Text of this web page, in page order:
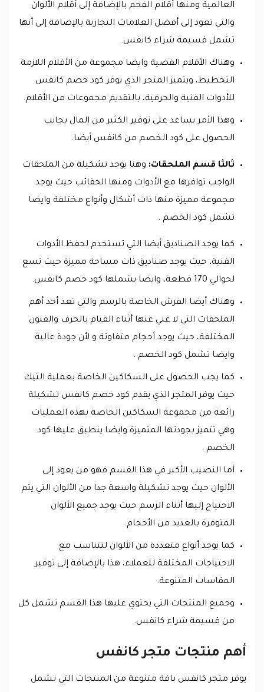
العالمية ومنها أقلام الفحم بالإضافة إلى أقلام الألوان
والتي تعود إلى أفضل العلامات التجارية بالإضافة إلى أنها
تشمل قسيمة شراء كانفس.
وهناك الأقلام الفضية وايضا مجموعة من الأقلام اللازمة
التخطيط، ويتميز المتجر الذي يوفر كود خصم كانفس
للأدوات الفنية والحرفية، بالتقديم مجموعات من الأقلام.
وهذا الأمر يساعد على توفير الكثير من المال بجانب
الحصول على كود الخصم من كانفس أيضا.
ثالثا قسم الملحقات: وهنا يوجد تشكيلة من الملحقات
الواجب توافرها مع الأدوات ومنها الحقائب حيث يوجد
مجموعة مميزة منها ذات أشكال وأنواع مختلفة وايضا
تشمل كود الخصم .
كما يوجد الصناديق أيضا التي تستخدم لحفظ الأدوات
الفنية، حيث يوجد صناديق ذات مساحة مميزة حيث تسع
لحوالي 170 قطعة، وايضا يشملها كود خصم كانفس.
وهناك أيضا الفرش الخاصة بالرسم والتي تعد أحد أهم
الملحقات التي لا غني عنها أثناء القيام بالحرف والفنون
المختلفة، حيث يوجد أحجام متفاوتة و لأن جودة عالية
وايضا تشمل كود الخصم .
كما يجب الحصول على السكاكين الخاصة بعملية التيك
حيث يوفر المتجر الذي يقدم كود خصم كانفس تشكيلة
رائعة من مجموعة السكاكين الخاصة بهذه العمليات
وهي تتميز بجودتها المتميزة وايضا ينطبق عليها كود
الخصم .
أما النصيب الأكبر في هذا القسم فهو من يعود إلى
الألوان حيث يوجد تشكيلة واسعة جدا من الألوان التي يتم
الاحتياج إليها أثناء الرسم حيث يوجد جميع الألوان
المتوفرة بالعديد من الأحجام.
كما يوجد أنواع متعددة من الألوان لتتناسب مع
الاحتياجات المختلفة للعملاء، هذا بالإضافة إلى توفير
المقاسات المتنوعة.
وجميع المنتجات التي يحتوي عليها هذا القسم تشمل كل
من قسيمة شراء كانفس.
أهم منتجات متجر كانفس
يوفر متجر كانفس باقة متنوعة من المنتجات التي تشمل